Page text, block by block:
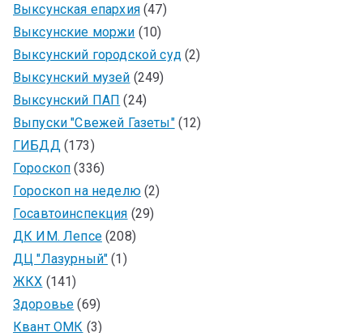
Выксунская епархия(47)
Выксунские моржи (10)
Выксунский городской суд (2)
Выксунский музей (249)
Выксунский ПАП (24)
Выпуски "Свежей Газеты"(12)
ГИБДД (173)
Гороскоп (336)
Гороскоп на неделю(2)
Госавтоинспекция (29)
ДК ИМ. Лепсе(208)
ДЦ "Лазурный" (1)
ЖКХ (141)
Здоровье (69)
Квант ОМК (3)